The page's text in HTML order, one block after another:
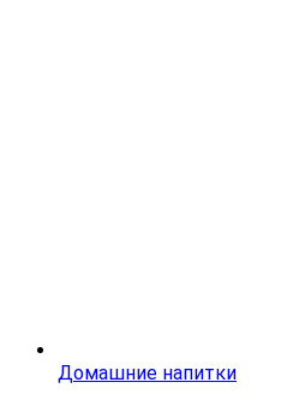
Домашние напитки